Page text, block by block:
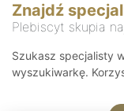
Znajdź
Plebiscyt skupia
Szukasz specjalisty
wyszukiwarkę.